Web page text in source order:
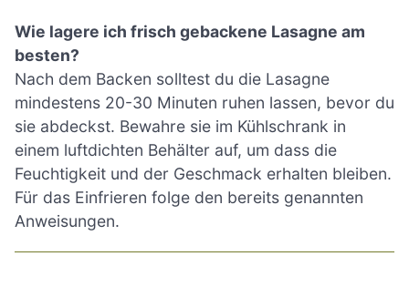
Wie lagere ich frisch gebackene Lasagne am
besten?
Nach dem Backen solltest du die Lasagne
mindestens 20-30 Minuten ruhen lassen, bevor du
sie abdeckst. Bewahre sie im Kühlschrank in
einem luftdichten Behälter auf, um dass die
Feuchtigkeit und der Geschmack erhalten bleiben.
Für das Einfrieren folge den bereits genannten
Anweisungen.